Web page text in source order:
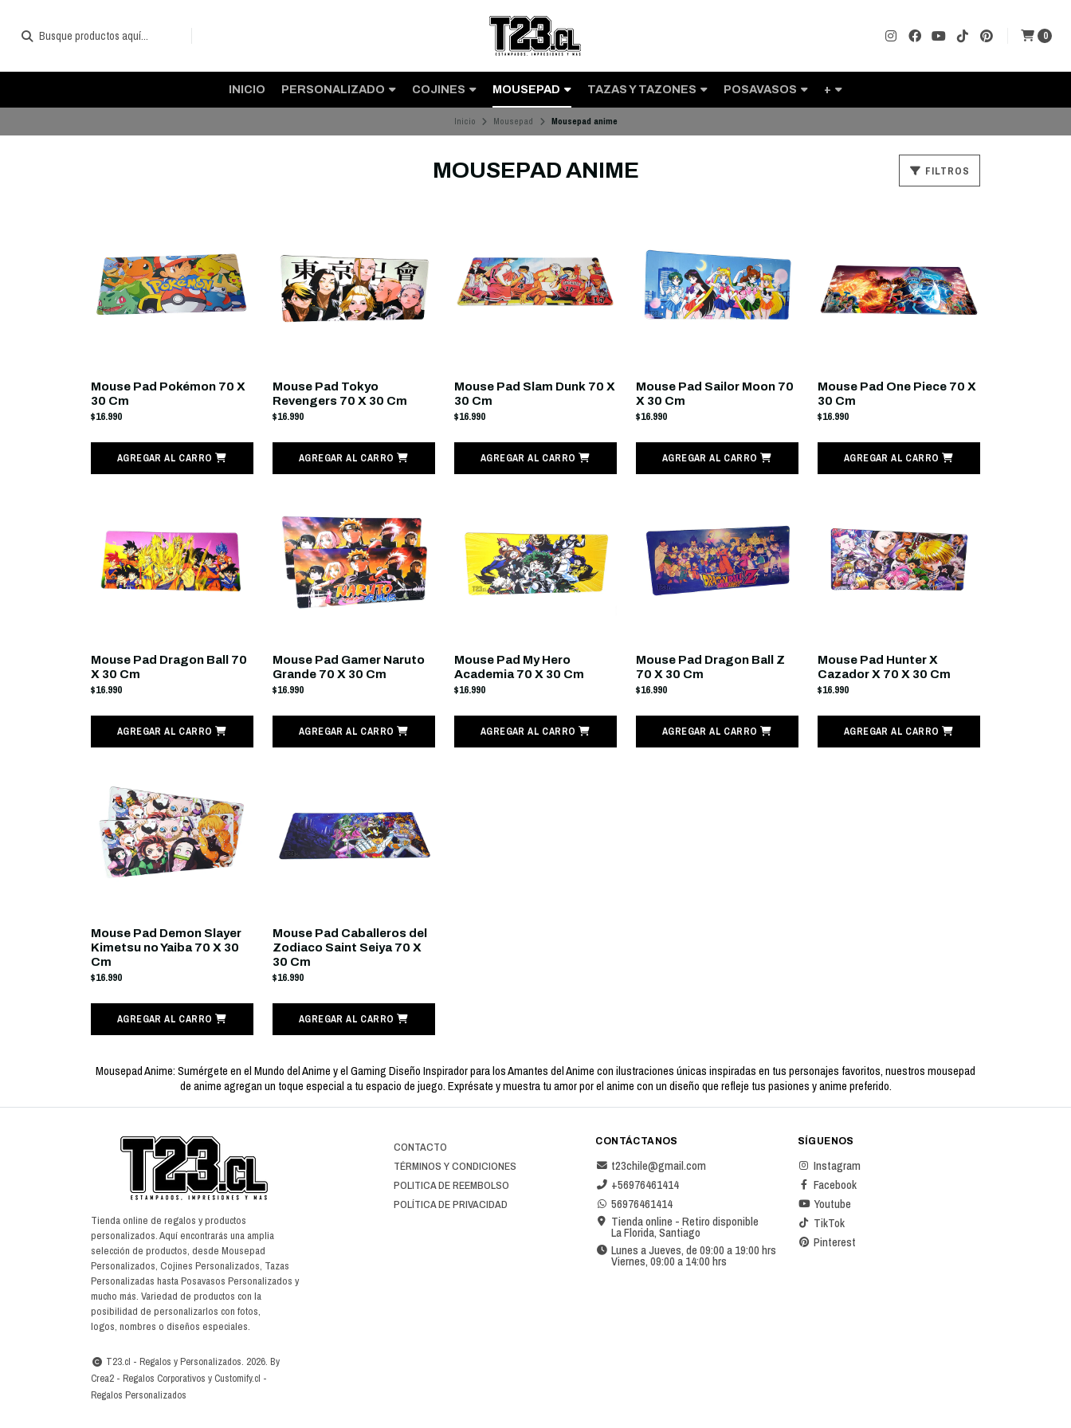
0
INICIO PERSONALIZADO COJINES MOUSEPAD TAZAS Y TAZONES POSAVASOS +
Inicio Mousepad Mousepad anime
MOUSEPAD ANIME FILTROS
Mouse Pad Pokémon 70 X
30 Cm
$16.990
AGREGAR AL CARRO
Mouse Pad Tokyo
Revengers 70 X 30 Cm
$16.990
AGREGAR AL CARRO
Mouse Pad Slam Dunk 70 X
30 Cm
$16.990
AGREGAR AL CARRO
Mouse Pad Sailor Moon 70
X 30 Cm
$16.990
AGREGAR AL CARRO
Mouse Pad One Piece 70 X
30 Cm
$16.990
AGREGAR AL CARRO
Mouse Pad Dragon Ball 70
X 30 Cm
$16.990
AGREGAR AL CARRO
Mouse Pad Gamer Naruto
Grande 70 X 30 Cm
$16.990
AGREGAR AL CARRO
Mouse Pad My Hero
Academia 70 X 30 Cm
$16.990
AGREGAR AL CARRO
Mouse Pad Dragon Ball Z
70 X 30 Cm
$16.990
AGREGAR AL CARRO
Mouse Pad Hunter X
Cazador X 70 X 30 Cm
$16.990
AGREGAR AL CARRO
Mouse Pad Demon Slayer
Kimetsu no Yaiba 70 X 30
Cm
$16.990
AGREGAR AL CARRO
Mouse Pad Caballeros del
Zodiaco Saint Seiya 70 X
30 Cm
$16.990
AGREGAR AL CARRO
Mousepad Anime: Sumérgete en el Mundo del Anime y el Gaming Diseño Inspirador para los Amantes del Anime con ilustraciones únicas inspiradas en tus personajes favoritos, nuestros mousepad
de anime agregan un toque especial a tu espacio de juego. Exprésate y muestra tu amor por el anime con un diseño que refleje tus pasiones y anime preferido.
Tienda online de regalos y productos
personalizados. Aquí encontrarás una amplia
selección de productos, desde Mousepad
Personalizados, Cojines Personalizados, Tazas
Personalizadas hasta Posavasos Personalizados y
mucho más. Variedad de productos con la
posibilidad de personalizarlos con fotos,
logos, nombres o diseños especiales.
T23.cl - Regalos y Personalizados. 2026. By
Crea2 - Regalos Corporativos y Customify.cl -
Regalos Personalizados
CONTACTO
TÉRMINOS Y CONDICIONES
POLITICA DE REEMBOLSO
POLÍTICA DE PRIVACIDAD
CONTÁCTANOS
t23chile@gmail.com
+56976461414
56976461414
Tienda online - Retiro disponible
La Florida, Santiago
Lunes a Jueves, de 09:00 a 19:00 hrs
Viernes, 09:00 a 14:00 hrs
SÍGUENOS
Instagram
Facebook
Youtube
TikTok
Pinterest